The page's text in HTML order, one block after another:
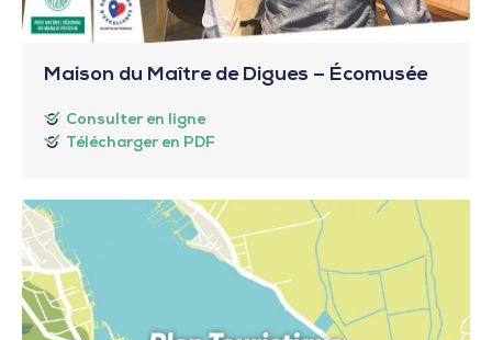
Maison du Maître de Digues – Écomusée
Consulter en ligne
Télécharger en PDF